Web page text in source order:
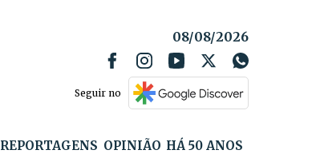
08/08/2026
Seguir no
REPORTAGENS OPINIÃO HÁ 50 ANOS